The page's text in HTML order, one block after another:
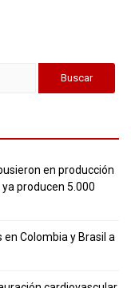
en producción
producen 5.000
Colombia y Brasil a